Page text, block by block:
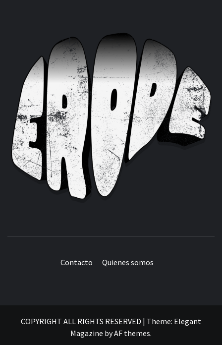
Contacto Quienes somos
COPYRIGHT ALL RIGHTS RESERVED | Theme: Elegant
Magazine byAF themes.